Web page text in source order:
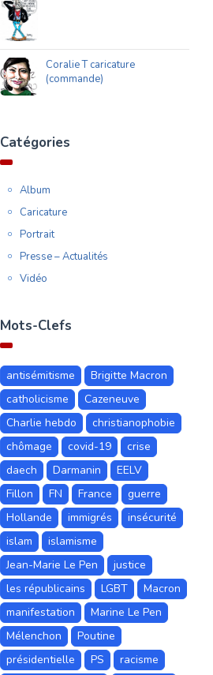
Coralie T caricature
(commande)
Catégories
Album
Caricature
Portrait
Presse – Actualités
Vidéo
Mots-Clefs
antisémitisme
Brigitte Macron
catholicisme
Cazeneuve
Charlie hebdo
christianophobie
chômage
covid-19
crise
daech
Darmanin
EELV
Fillon
FN France
guerre
Hollande
immigrés
insécurité
islam
islamisme
Jean-Marie Le Pen
justice
les républicains
LGBT
Macron
manifestation
Marine Le Pen
Mélenchon
Poutine
présidentielle
PS
racisme